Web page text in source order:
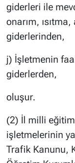
giderleri ile
onarım,
giderlerinden,
j) İşletmenin
giderlerden,
oluşur.
(2) İl milli
işletmelerinin
Trafik Kanunu,